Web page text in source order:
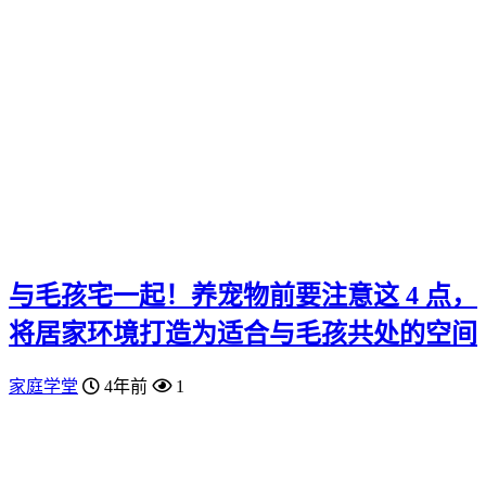
与毛孩宅一起！养宠物前要注意这 4 点，
将居家环境打造为适合与毛孩共处的空间
家庭学堂 4年前 1